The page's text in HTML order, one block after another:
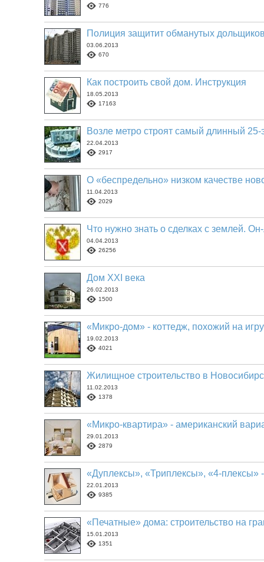
776
Полиция защитит обманутых
03.06.2013
670
Как построить свой дом. Инструкция
18.05.2013
17163
Возле метро строят самый длинный
22.04.2013
2917
О «беспредельно» низком качестве
11.04.2013
2029
Что нужно знать о сделках с землей.
04.04.2013
26256
Дом XXI века
26.02.2013
1500
«Микро-дом» - коттедж, похожий на
19.02.2013
4021
Жилищное строительство в
11.02.2013
1378
«Микро-квартира» - американский
29.01.2013
2879
«Дуплексы», «Триплексы», «4-плексы»
22.01.2013
9385
«Печатные» дома: строительство на
15.01.2013
1351